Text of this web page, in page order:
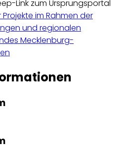
Link zum Ursprungsportal
im Rahmen der
und regionalen
Mecklenburg-